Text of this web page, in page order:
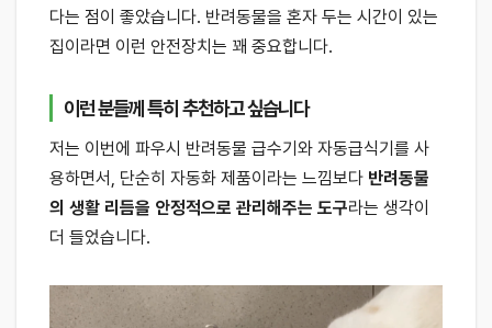
다는 점이 좋았습니다. 반려동물을 혼자 두는 시간이 있는
집이라면 이런 안전장치는 꽤 중요합니다.
이런 분들께 특히 추천하고 싶습니다
저는 이번에 파우시 반려동물 급수기와 자동급식기를 사
용하면서, 단순히 자동화 제품이라는 느낌보다 반려동물
의 생활 리듬을 안정적으로 관리해주는 도구라는 생각이
더 들었습니다.